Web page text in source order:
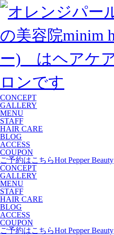
CONCEPT
GALLERY
MENU
STAFF
HAIR CARE
BLOG
ACCESS
COUPON
ご予約はこちらHot Pepper Beauty
CONCEPT
GALLERY
MENU
STAFF
HAIR CARE
BLOG
ACCESS
COUPON
ご予約はこちらHot Pepper Beauty